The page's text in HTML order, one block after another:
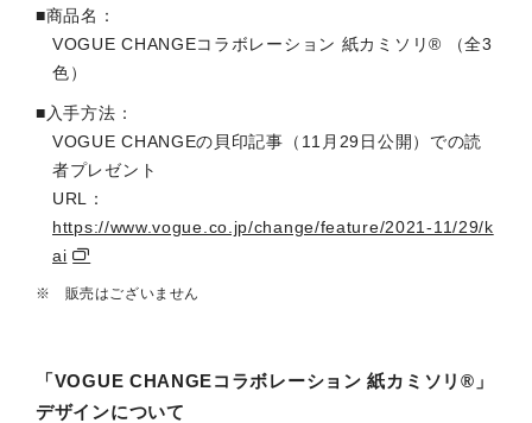
■商品名：
VOGUE CHANGEコラボレーション 紙カミソリ® （全3
色）
■入手方法：
VOGUE CHANGEの貝印記事（11月29日公開）での読
者プレゼント
URL：
https://www.vogue.co.jp/change/feature/2021-11/29/k
ai
販売はございません
「VOGUE CHANGEコラボレーション 紙カミソリ®」
デザインについて